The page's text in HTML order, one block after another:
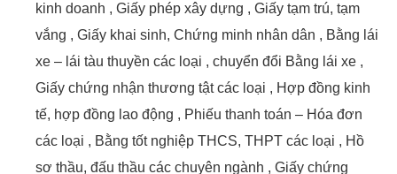
kinh doanh , Giấy phép xây dựng , Giấy tạm trú, tạm
vắng , Giấy khai sinh, Chứng minh nhân dân , Bằng lái
xe – lái tàu thuyền các loại , chuyển đổi Bằng lái xe ,
Giấy chứng nhận thương tật các loại , Hợp đồng kinh
tế, hợp đồng lao động , Phiếu thanh toán – Hóa đơn
các loại , Bằng tốt nghiệp THCS, THPT các loại , Hồ
sơ thầu, đấu thầu các chuyên ngành , Giấy chứng